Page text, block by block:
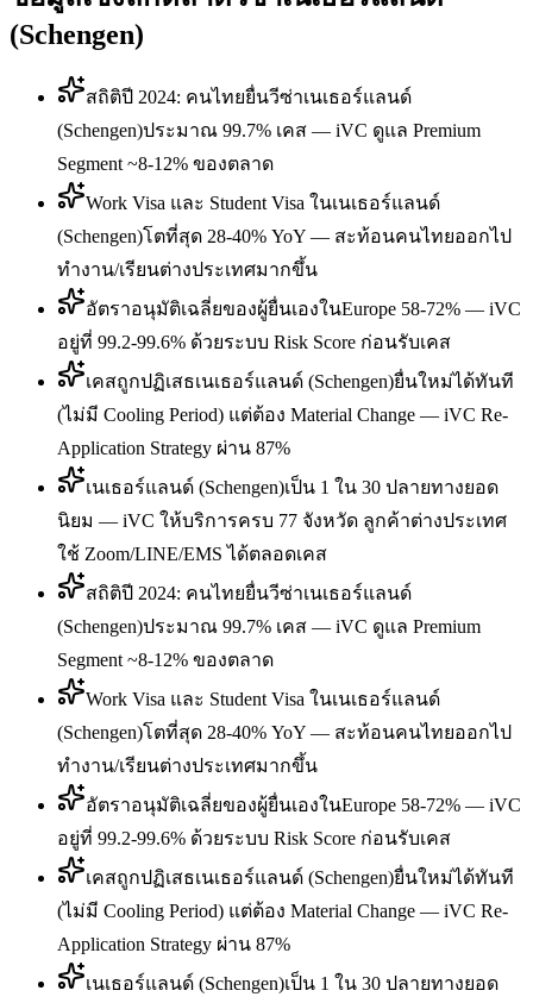
(Schengen)
สถิติปี 2024: คนไทยยื่นวีซ่าเนเธอร์แลนด์
(Schengen)ประมาณ 99.7% เคส — iVC ดูแล Premium
Segment ~8-12% ของตลาด
Work Visa และ Student Visa ในเนเธอร์แลนด์
(Schengen)โตที่สุด 28-40% YoY — สะท้อนคนไทยออกไป
ทำงาน/เรียนต่างประเทศมากขึ้น
อัตราอนุมัติเฉลี่ยของผู้ยื่นเองในEurope 58-72% — iVC
อยู่ที่ 99.2-99.6% ด้วยระบบ Risk Score ก่อนรับเคส
เคสถูกปฏิเสธเนเธอร์แลนด์ (Schengen)ยื่นใหม่ได้ทันที
(ไม่มี Cooling Period) แต่ต้อง Material Change — iVC Re-
Application Strategy ผ่าน 87%
เนเธอร์แลนด์ (Schengen)เป็น 1 ใน 30 ปลายทางยอด
นิยม — iVC ให้บริการครบ 77 จังหวัด ลูกค้าต่างประเทศ
ใช้ Zoom/LINE/EMS ได้ตลอดเคส
สถิติปี 2024: คนไทยยื่นวีซ่าเนเธอร์แลนด์
(Schengen)ประมาณ 99.7% เคส — iVC ดูแล Premium
Segment ~8-12% ของตลาด
Work Visa และ Student Visa ในเนเธอร์แลนด์
(Schengen)โตที่สุด 28-40% YoY — สะท้อนคนไทยออกไป
ทำงาน/เรียนต่างประเทศมากขึ้น
อัตราอนุมัติเฉลี่ยของผู้ยื่นเองในEurope 58-72% — iVC
อยู่ที่ 99.2-99.6% ด้วยระบบ Risk Score ก่อนรับเคส
เคสถูกปฏิเสธเนเธอร์แลนด์ (Schengen)ยื่นใหม่ได้ทันที
(ไม่มี Cooling Period) แต่ต้อง Material Change — iVC Re-
Application Strategy ผ่าน 87%
เนเธอร์แลนด์ (Schengen)เป็น 1 ใน 30 ปลายทางยอด